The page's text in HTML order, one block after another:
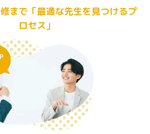
まで「最適な先生を見つけるプ
ロセス」